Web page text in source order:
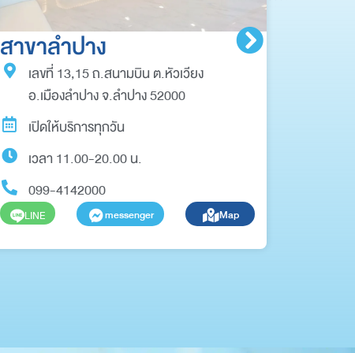
สาขาลำปาง
เลขที่ 13,15 ถ.สนามบิน ต.หัวเวียง
อ.เมืองลำปาง จ.ลำปาง 52000
เปิดให้บริการทุกวัน
เวลา 11.00-20.00 น.
099-4142000
LINE messenger Map